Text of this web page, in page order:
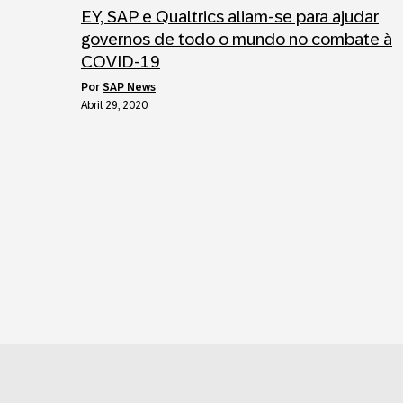
EY, SAP e Qualtrics aliam-se para ajudar
governos de todo o mundo no combate à
COVID-19
por SAP News
Abril 29, 2020